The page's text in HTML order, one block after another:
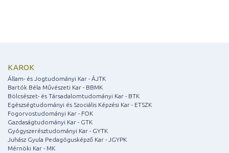
KAROK
Állam- és Jogtudományi Kar - ÁJTK
Bartók Béla Művészeti Kar - BBMK
Bölcsészet- és Társadalomtudományi Kar - BTK
Egészségtudományi és Szociális Képzési Kar - ETSZK
Fogorvostudományi Kar - FOK
Gazdaságtudományi Kar - GTK
Gyógyszerésztudományi Kar - GYTK
Juhász Gyula Pedagógusképző Kar - JGYPK
Mérnöki Kar - MK